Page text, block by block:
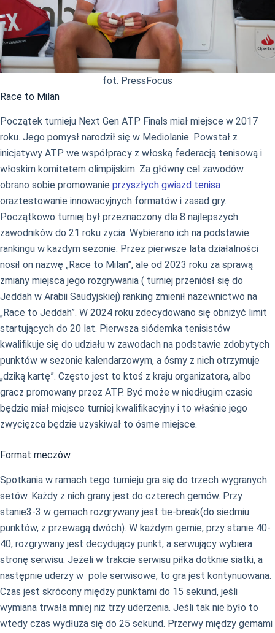
fot. PressFocus
Race to Milan
Początek turnieju Next Gen ATP Finals miał miejsce w 2017
roku. Jego pomysł narodził się w Mediolanie. Powstał z
inicjatywy ATP we współpracy z włoską federacją tenisową i
włoskim komitetem olimpijskim. Za główny cel zawodów
obrano sobie promowanie przyszłych gwiazd tenisa
oraztestowanie innowacyjnych formatów i zasad gry.
Początkowo turniej był przeznaczony dla 8 najlepszych
zawodników do 21 roku życia. Wybierano ich na podstawie
rankingu w każdym sezonie. Przez pierwsze lata działalności
nosił on nazwę „Race to Milan”, ale od 2023 roku za sprawą
zmiany miejsca jego rozgrywania ( turniej przeniósł się do
Jeddah w Arabii Saudyjskiej) ranking zmienił nazewnictwo na
„Race to Jeddah”. W 2024 roku zdecydowano się obniżyć limit
startujących do 20 lat. Pierwsza siódemka tenisistów
kwalifikuje się do udziału w zawodach na podstawie zdobytych
punktów w sezonie kalendarzowym, a ósmy z nich otrzymuje
„dziką kartę”. Często jest to ktoś z kraju organizatora, albo
gracz promowany przez ATP. Być może w niedługim czasie
będzie miał miejsce turniej kwalifikacyjny i to właśnie jego
zwycięzca będzie uzyskiwał to ósme miejsce.
Format meczów
Spotkania w ramach tego turnieju gra się do trzech wygranych
setów. Każdy z nich grany jest do czterech gemów. Przy
stanie3-3 w gemach rozgrywany jest tie-break(do siedmiu
punktów, z przewagą dwóch). W każdym gemie, przy stanie 40-
40, rozgrywany jest decydujący punkt, a serwujący wybiera
stronę serwisu. Jeżeli w trakcie serwisu piłka dotknie siatki, a
następnie uderzy w pole serwisowe, to gra jest kontynuowana.
Czas jest skrócony między punktami do 15 sekund, jeśli
wymiana trwała mniej niż trzy uderzenia. Jeśli tak nie było to
wtedy czas wydłuża się do 25 sekund. Przerwy między gemami